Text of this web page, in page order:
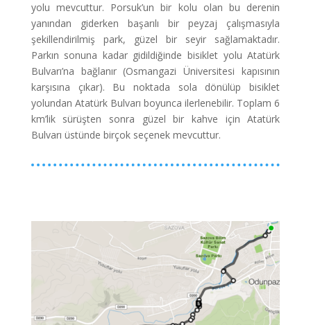
yolu mevcuttur. Porsuk’un bir kolu olan bu derenin
yanından giderken başarılı bir peyzaj çalışmasıyla
şekillendirilmiş park, güzel bir seyir sağlamaktadır.
Parkın sonuna kadar gidildiğinde bisiklet yolu Atatürk
Bulvarı’na bağlanır (Osmangazi Üniversitesi kapısının
karşısına çıkar). Bu noktada sola dönülüp bisiklet
yolundan Atatürk Bulvarı boyunca ilerlenebilir. Toplam 6
km’lik sürüşten sonra güzel bir kahve için Atatürk
Bulvarı üstünde birçok seçenek mevcuttur.